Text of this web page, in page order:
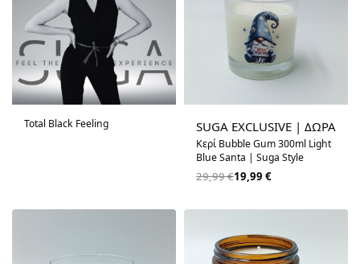
Total Black Feeling SUGA EXCLUSIVE | ΔΩΡΑ
Κερί Bubble Gum 300ml Light
Blue Santa | Suga Style
29,99€19,99 €